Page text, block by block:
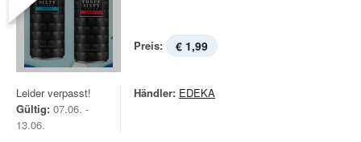
Preis: € 1,99
Leider verpasst!
Gültig: 07.06. -
13.06.
Händler: EDEKA